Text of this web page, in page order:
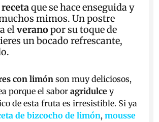
recetaque se hace enseguida y
mimos. Un postre
elveranopor su toque de
un bocado refrescante,
con limónson muy deliciosos,
porque el sabor agridulcey
de esta fruta es irresistible. Si ya
de bizcocho de limón, mousse